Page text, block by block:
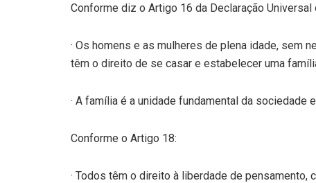
Conforme diz o Artigo 16 da Declaração
· Os homens e as mulheres de plena idade, sem
têm o direito de se casar e estabelecer uma
· A família é a unidade fundamental da
Conforme o Artigo 18:
· Todos têm o direito à liberdade de pensamento,